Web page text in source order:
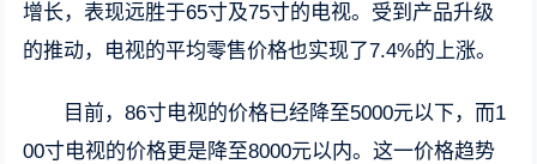
增长，表现远胜于65寸及75寸的电视。受到产品升级
的推动，电视的平均零售价格也实现了7.4%的上涨。
目前，86寸电视的价格已经降至5000元以下，而1
00寸电视的价格更是降至8000元以内。这一价格趋势